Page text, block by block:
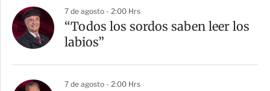
7 de agosto - 2:00 Hrs
“Todos los sordos saben leer los
labios”
7 de agosto - 2:00 Hrs